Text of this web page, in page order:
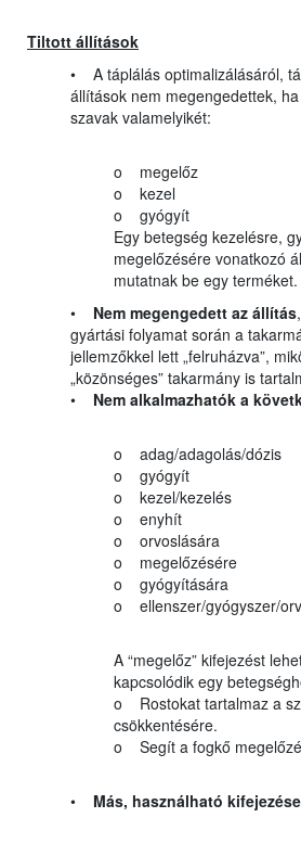
Tiltott állítások
• A táplálás optimalizálásáról,
állítások nem megengedettek,
szavak valamelyikét:
o megelőz
o kezel
o gyógyít
Egy betegség kezelésre,
megelőzésére vonatkozó
mutatnak be egy terméket.
•
Nem megengedett az állítás
gyártási folyamat során a
jellemzőkkel lett „felruházva”,
„közönséges” takarmány is
• Nem alkalmazhatók a
o adag/adagolás/dózis
o gyógyít
o kezel/kezelés
o enyhít
o orvoslására
o megelőzésére
o gyógyítására
o ellenszer/gyógyszer/
A “megelőz” kifejezést
kapcsolódik egy
o Rostokat tartalmaz a
csökkentésére.
o Segít a fogkő
• Más, használható